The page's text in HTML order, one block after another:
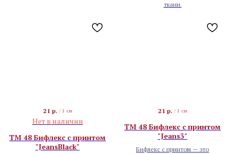
ткани.
21 р. / 1 см
Нет в наличии
TM 48 Бифлекс с принтом
"JeansBlack"
21 р. / 1 см
TM 48 Бифлекс с принтом
"Jeans3"
Бифлекс с принтом — это